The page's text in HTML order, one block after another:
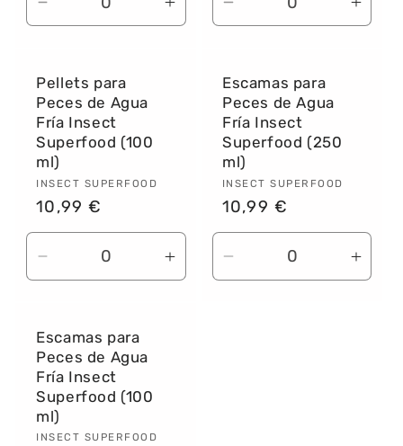
Reducir
cantidad
Default
Title
Aumentar
cantidad
Default
Reducir
cantidad
Default
Title
Pellets para
Peces de Agua
Fría Insect
Superfood (100
ml)
Proveedor:
INSECT SUPERFOOD
Precio
habitual
10,99 €
Reducir
cantidad
Default
Title
Aumentar
cantidad
Escamas para
Peces de Agua
Fría Insect
Superfood (250
ml)
Proveedor:
INSECT SUPERFOOD
Precio
habitual
10,99 €
Reducir
cantidad
Escamas para
Peces de Agua
Fría Insect
Superfood (100
ml)
Proveedor:
INSECT SUPERFOOD